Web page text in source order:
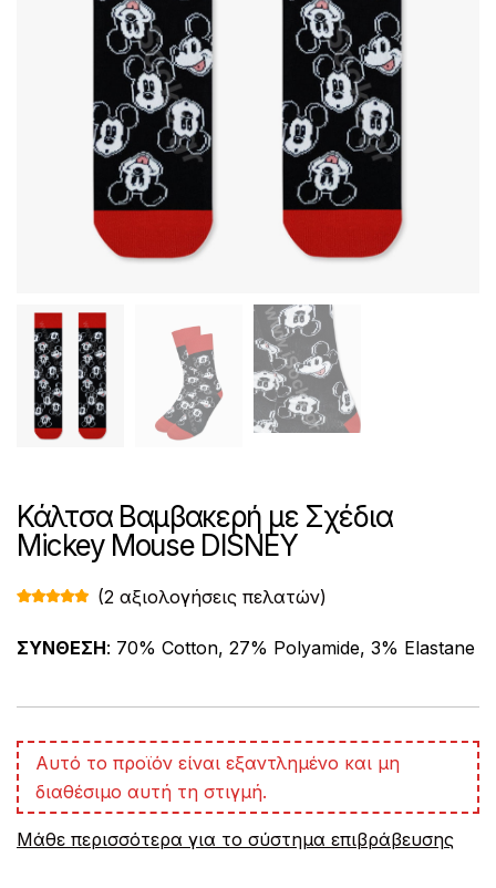
Κάλτσα Βαμβακερή με Σχέδια
Mickey Mouse DISNEY
5.00από 5
με βάση
(2 αξιολογήσεις πελατών)
ΣΥΝΘΕΣΗ: 70% Cotton, 27% Polyamide, 3% Elastane
Αυτό το προϊόν είναι εξαντλημένο και μη
διαθέσιμο αυτή τη στιγμή.
Μάθε περισσότερα για το σύστημα επιβράβευσης